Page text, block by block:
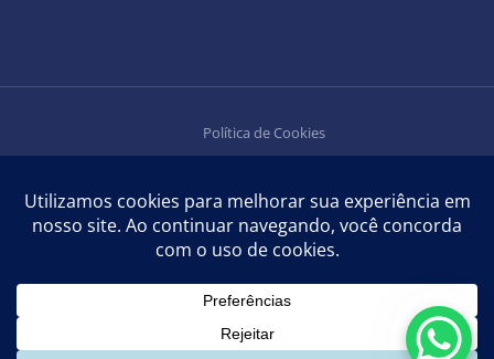
Aqua Plastic Brasil Import. Export. Ltda. – CNPJ: 33.044.909/0001-
09 © 2024
Política de Cookies